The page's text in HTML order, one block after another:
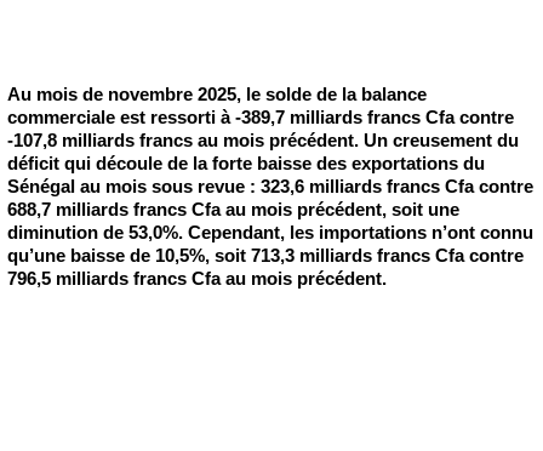
Au mois de novembre 2025, le solde de la balance
commerciale est ressorti à -389,7 milliards francs Cfa contre
-107,8 milliards francs au mois précédent. Un creusement du
déficit qui découle de la forte baisse des exportations du
Sénégal au mois sous revue : 323,6 milliards francs Cfa contre
688,7 milliards francs Cfa au mois précédent, soit une
diminution de 53,0%. Cependant, les importations n’ont connu
qu’une baisse de 10,5%, soit 713,3 milliards francs Cfa contre
796,5 milliards francs Cfa au mois précédent.